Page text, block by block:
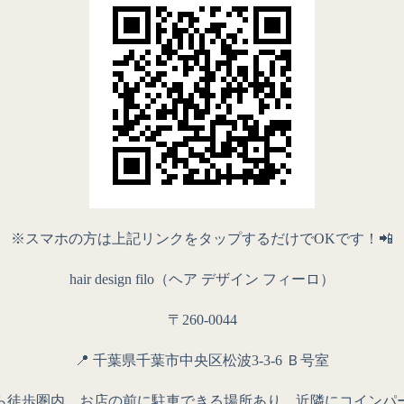
※スマホの方は上記リンクをタップするだけでOKです！📲
hair design filo（ヘア デザイン フィーロ）
〒260-0044
📍 千葉県千葉市中央区松波3-3-6 Ｂ号室
徒歩圏内。お店の前に駐車できる場所あり、近隣にコインパ